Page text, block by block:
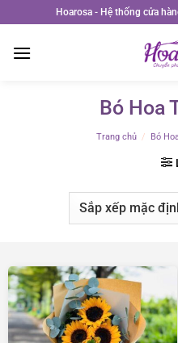
qua
nội
Hoarosa - Hệ thống cửa
Bó Hoa
Trang chủ / Bó